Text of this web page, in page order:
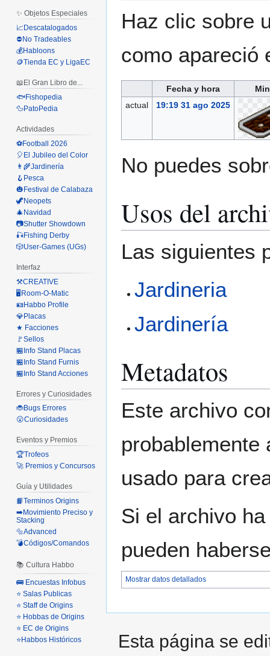
Haz clic sobre
como apareció
Fecha y hora
actual
19:19 31 ago 2025
No puedes
Usos del
Las siguientes
Jardineria
Jardinería
Metadatos
Este archivo
probablemente
usado para
Si el archivo
pueden
Mostrar datos detallados
✨ Objetos Especiales
📈Descatalogados
⛔No Tradeables
💰Habloons
🪙Tienda EC y LigaEC
📖El Gran Libro de...
🐟Fishopedia
🦆PatoPedia
Actividades
⚽Football 2026
🎈El Jubileo del Color
👨‍🌾Jardinería
🪝Pesca
🎃Festival de Calabaza
🦖Neopets
🎄Navidad
📷Shutter Showdown
🎣Fishing Derby
🎲User-Games (UGs)
Interfaz
⚒️CREATIVE
🖥️Room-O-Matic
🪪Habbo Profile
💎Placas
★ Facciones
🚩Sellos
🏪Info Stand Placas
🏪Info Stand Furnis
🏪Info Stand Acciones
Errores y Curiosidades
🐞Bugs Errores
😮Curiosidades
Eventos y Premios
🏆Trofeos
🚀 Premios y Concursos
Guía y Utilidades
📙Terminos Origins
➡️Movimiento Preciso y
Stacking
🔩Advanced
💣Códigos/Comandos
📚 Cultura Habbo
🚌 Encuestas Infobus
⭐ Salas Publicas
⭐ Staff de Origins
⭐ Hobbas de Origins
⭐ EC de Origins
⭐Habbos Históricos
Esta página se